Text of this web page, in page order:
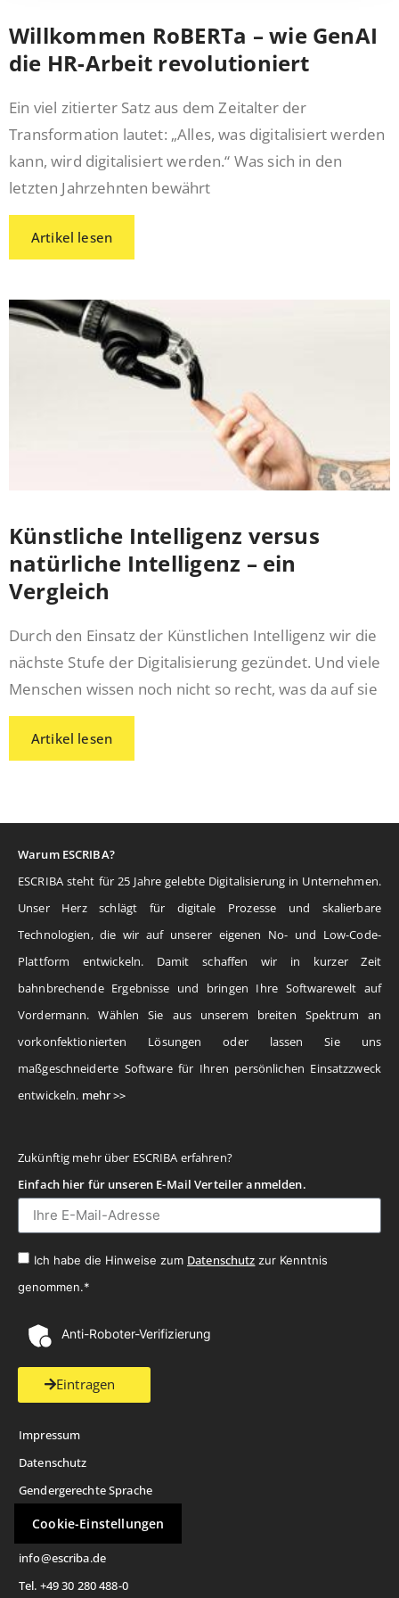
Willkommen RoBERTa – wie GenAI
die HR-Arbeit revolutioniert
Ein viel zitierter Satz aus dem Zeitalter der
Transformation lautet: „Alles, was digitalisiert werden
kann, wird digitalisiert werden.“ Was sich in den
letzten Jahrzehnten bewährt
Artikel lesen
Künstliche Intelligenz versus
natürliche Intelligenz – ein
Vergleich
Durch den Einsatz der Künstlichen Intelligenz wir die
nächste Stufe der Digitalisierung gezündet. Und viele
Menschen wissen noch nicht so recht, was da auf sie
Artikel lesen
Warum ESCRIBA?
ESCRIBA steht für 25 Jahre gelebte Digitalisierung in Unternehmen.
Unser Herz schlägt für digitale Prozesse und skalierbare
Technologien, die wir auf unserer eigenen No- und Low-Code-
Plattform entwickeln. Damit schaffen wir in kurzer Zeit
bahnbrechende Ergebnisse und bringen Ihre Softwarewelt auf
Vordermann. Wählen Sie aus unserem breiten Spektrum an
vorkonfektionierten Lösungen oder lassen Sie uns
maßgeschneiderte Software für Ihren persönlichen Einsatzzweck
entwickeln. mehr >>
Zukünftig mehr über ESCRIBA erfahren?
Einfach hier für unseren E-Mail Verteiler anmelden.
Ich habe die Hinweise zum Datenschutz zur Kenntnis
genommen.*
Anti-Roboter-Verifizierung
Eintragen
Impressum
Datenschutz
Gendergerechte Sprache
Cookie-Einstellungen
info@escriba.de
Tel. +49 30 280 488-0